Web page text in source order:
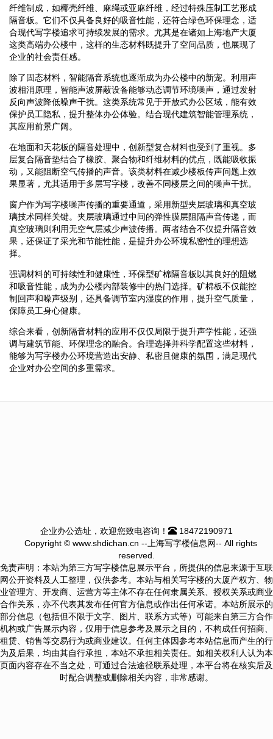
纤维制成，如椰壳纤维、麻绳或亚麻纤维，经过特殊压制工艺形成
隔音板。它们不仅具备良好的吸音性能，还符合绿色环保理念，适
合现代写字楼追求可持续发展的需求。尤其是在诸如上海地产大厦
这类高端办公楼中，这样的生态材料既提升了空间品质，也展现了
企业的社会责任感。
除了固态材料，智能隔音系统也逐渐成为办公楼中的新宠。利用声
波相消原理，智能声波屏蔽设备能够动态调节环境噪声，通过发射
反向声波降低噪声干扰。这类系统常见于开放式办公区域，能有效
保护员工隐私，提升整体办公体验。结合现代建筑智能管理系统，
其应用前景广阔。
在地面和天花板的隔音处理中，创新型复合材料也受到了重视。多
层复合隔音垫结合了橡胶、聚合物和纤维材料的优点，既能吸收振
动，又能阻断空气传播的声音。该类材料在减少楼板传声问题上效
果显著，尤其适用于多层写字楼，改善不同楼层之间的噪声干扰。
窗户作为写字楼噪声传播的重要通道，采用新型夹层玻璃和真空玻
璃技术同样关键。夹层玻璃通过中间的弹性膜层阻隔声音传递，而
真空玻璃则利用无空气层减少声波传播。两者结合不仅提升隔音效
果，还保证了采光和节能性能，是提升办公环境私密性的理想选
择。
强调材料的可持续性和健康性，环保型矿棉隔音板以其良好的阻燃
和吸音性能，成为办公楼内部装修中的热门选择。矿棉板不仅能控
制回声和噪声级别，还具备调节室内湿度的作用，提升空气质量，
保障员工身心健康。
综合来看，创新隔音材料的应用不仅仅局限于提升声学性能，还强
调与建筑节能、环保理念的融合。合理选择并科学配置这些材料，
能够为写字楼办公环境营造出安静、私密且健康的氛围，满足现代
企业对办公空间的多重需求。
企业办公选址，欢迎您致电咨询！
18472190971
Copyright © www.shdichan.cn --上海写字楼信息网-- All rights
reserved.
免责声明：本站为第三方写字楼信息展示平台，所提供的信息来源于互联
网公开资料及人工整理，仅供参考。本站与相关写字楼的大厦产权方、物
业管理方、开发商、运营方等主体不存在任何隶属关系、授权关系或商业
合作关系，亦不代表其发布任何官方信息或作出任何承诺。本站所展示的
部分信息（包括但不限于文字、图片、联系方式等）可能来自第三方合作
机构或广告展示内容，仅用于信息参考及展示之目的，不构成任何招商、
租赁、销售等交易行为或商业建议。任何主体因参考本站信息而产生的行
为及后果，均由其自行承担，本站不承担相关责任。如相关权利人认为本
页面内容存在不当之处，可通过合法途径联系处理，本平台将在核实后及
时配合调整或删除相关内容，非常感谢。